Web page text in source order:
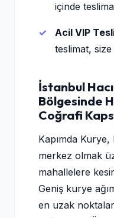
içinde
Acil VIP
teslimat,
İstanbul
Bölgesinde
Coğrafi
Kapımda
merkez olmak
mahallelere
Geniş kurye
en uzak